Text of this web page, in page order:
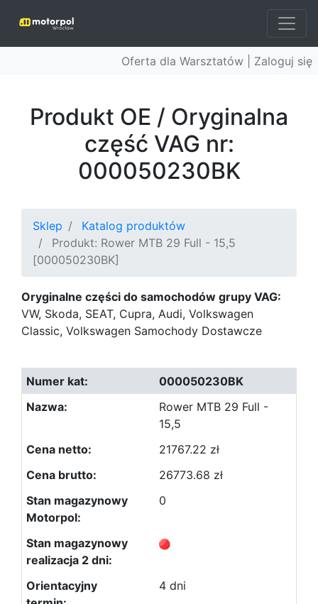
Oferta dla Warsztatów | Zaloguj się
Produkt OE / Oryginalna
część VAG nr:
000050230BK
Sklep
Katalog produktów
Produkt: Rower MTB 29 Full - 15,5
[000050230BK]
Oryginalne części do samochodów grupy VAG:
VW, Skoda, SEAT, Cupra, Audi, Volkswagen
Classic, Volkswagen Samochody Dostawcze
000050230BK
Rower MTB 29 Full -
15,5
21767.22 zł
26773.68 zł
0
4 dni